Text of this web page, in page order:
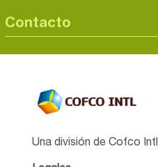
Contacto
Una división de Cofco Intl